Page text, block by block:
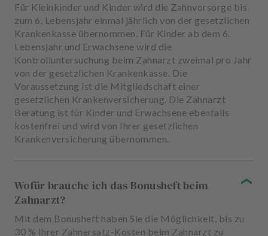
Für Kleinkinder und Kinder wird die Zahnvorsorge bis
zum 6. Lebensjahr einmal jährlich von der gesetzlichen
Krankenkasse übernommen. Für Kinder ab dem 6.
Lebensjahr und Erwachsene wird die
Kontrolluntersuchung beim Zahnarzt zweimal pro Jahr
von der gesetzlichen Krankenkasse. Die
Voraussetzung ist die Mitgliedschaft einer
gesetzlichen Krankenversicherung. Die Zahnarzt
Beratung ist für Kinder und Erwachsene ebenfalls
kostenfrei und wird von Ihrer gesetzlichen
Krankenversicherung übernommen.
Wofür brauche ich das Bonusheft beim
Zahnarzt?
Mit dem Bonusheft haben Sie die Möglichkeit, bis zu
30 % Ihrer Zahnersatz-Kosten beim Zahnarzt zu